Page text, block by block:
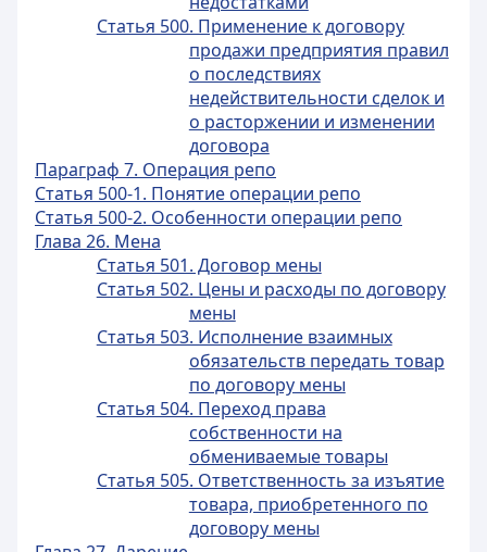
Статья 500. Применение к договору
продажи предприятия правил
о последствиях
недействительности сделок и
о расторжении и изменении
договора
Параграф 7. Операция репо
Статья 500-1. Понятие операции репо
Статья 500-2. Особенности операции репо
Глава 26. Мена
Статья 501. Договор мены
Статья 502. Цены и расходы по договору
мены
Статья 503. Исполнение взаимных
обязательств передать товар
по договору мены
Статья 504. Переход права
собственности на
обмениваемые товары
Статья 505. Ответственность за изъятие
товара, приобретенного по
договору мены